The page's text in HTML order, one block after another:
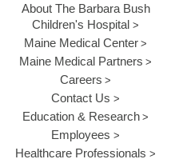
About The Barbara Bush
Children's Hospital
Maine Medical Center
Maine Medical Partners
Careers
Contact Us
Education & Research
Employees
Healthcare Professionals